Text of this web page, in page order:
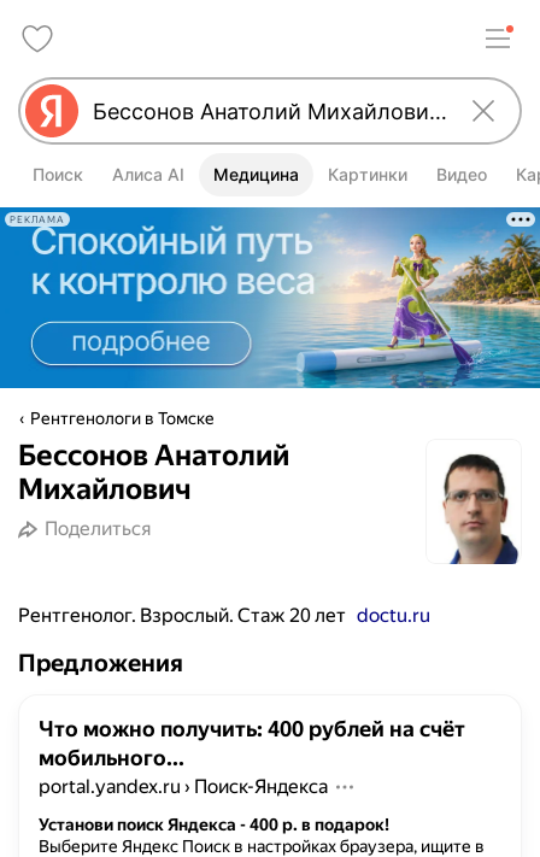
Поиск Алиса AI Медицина Картинки Видео
РЕКЛАМА
Рентгенологи в Томске
Бессонов Анатолий
Михайлович
Поделиться
Рентгенолог. Взрослый. Стаж 20 лет doctu.ru
Предложения
Что можно получить: 400 рублей на счёт
мобильного...
portal.yandex.ru › Поиск-Яндекса
Установи поиск Яндекса - 400 р. в подарок!
Выберите Яндекс Поиск в настройках браузера, ищите в